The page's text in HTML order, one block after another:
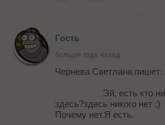
Гость
больше года назад
Чернева Светлана пишет:
Эй, есть кто
здесь?здесь
Почему нет.Я есть.